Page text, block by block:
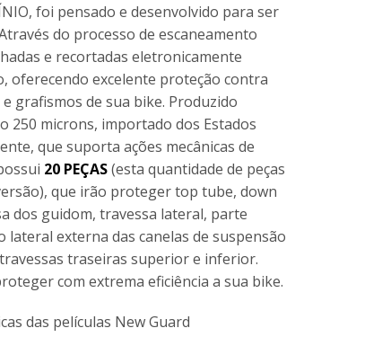
foi pensado e desenvolvido para ser
do processo de escaneamento
e recortadas eletronicamente
oferecendo excelente proteção contra
grafismos de sua bike. Produzido
250 microns, importado dos Estados
que suporta ações mecânicas de
20 PEÇAS(esta quantidade de peças
que irão proteger top tube, down
dos guidom, travessa lateral, parte
externa das canelas de suspensão
traseiras superior e inferior.
com extrema eficiência a sua bike.
das películas New Guard